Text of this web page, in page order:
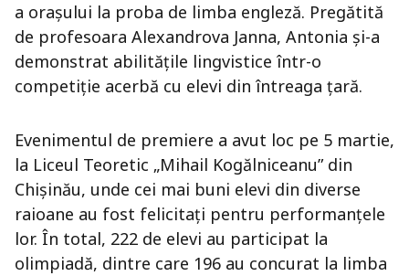
a orașului la proba de limba engleză. Pregătită
de profesoara Alexandrova Janna, Antonia și-a
demonstrat abilitățile lingvistice într-o
competiție acerbă cu elevi din întreaga țară.
Evenimentul de premiere a avut loc pe 5 martie,
la Liceul Teoretic „Mihail Kogălniceanu” din
Chișinău, unde cei mai buni elevi din diverse
raioane au fost felicitați pentru performanțele
lor. În total, 222 de elevi au participat la
olimpiadă, dintre care 196 au concurat la limba